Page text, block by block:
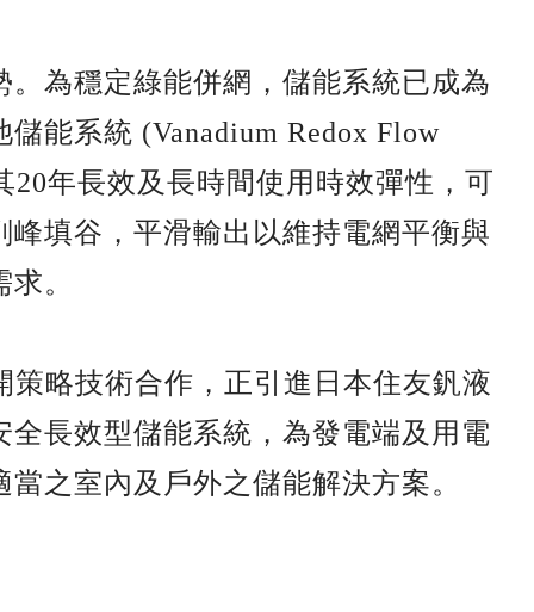
為穩定綠能併網，儲能系統已成為
能系統 (Vanadium Redox Flow
20年長效及長時間使用時效彈性，可
填谷，平滑輸出以維持電網平衡與
。
策略技術合作，正引進日本住友釩液
長效型儲能系統，為發電端及用電
之室內及戶外之儲能解決方案。